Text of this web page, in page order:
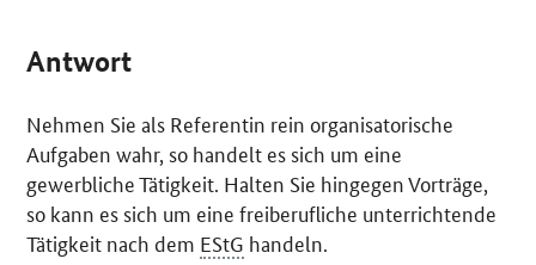
Antwort
Nehmen Sie als Referentin rein organisatorische
Aufgaben wahr, so handelt es sich um eine
gewerbliche Tätigkeit. Halten Sie hingegen Vorträge,
so kann es sich um eine freiberufliche unterrichtende
Tätigkeit nach dem EStG handeln.